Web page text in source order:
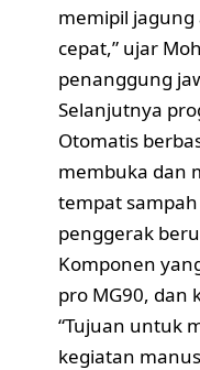
memipil
cepat,” ujar
penanggung
Selanjutnya
Otomatis
membuka dan
tempat
penggerak
Komponen
pro MG90, dan
“Tujuan untuk
kegiatan